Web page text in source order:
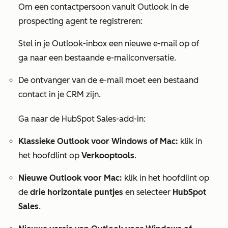
Om een contactpersoon vanuit Outlook in de
prospecting agent te registreren:
Stel in je Outlook-inbox een nieuwe e-mail op of
ga naar een bestaande e-mailconversatie.
De ontvanger van de e-mail moet een bestaand
contact in je CRM zijn.
Ga naar de HubSpot Sales-add-in:
Klassieke Outlook voor Windows of Mac: klik in
het hoofdlint op Verkooptools.
Nieuwe Outlook voor Mac: klik in het hoofdlint op
de drie horizontale puntjes en selecteer HubSpot
Sales.